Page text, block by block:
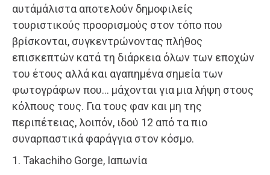
αυτάμάλιστα αποτελούν δημοφιλείς
τουριστικούς προορισμούς στον τόπο που
βρίσκονται, συγκεντρώνοντας πλήθος
επισκεπτών κατά τη διάρκεια όλων των εποχών
του έτους αλλά και αγαπημένα σημεία των
φωτογράφων που… μάχονται για μια λήψη στους
κόλπους τους. Για τους φαν και μη της
περιπέτειας, λοιπόν, ιδού 12 από τα πιο
συναρπαστικά φαράγγια στον κόσμο.
1. Takachiho Gorge, Ιαπωνία